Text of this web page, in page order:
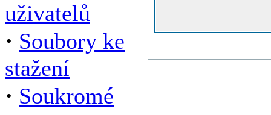
uživatelů
· Soubory ke
stažení
· Soukromé